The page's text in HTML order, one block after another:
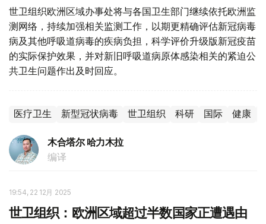
世卫组织欧洲区域办事处将与各国卫生部门继续依托欧洲监
测网络，持续加强相关监测工作，以期更精确评估新冠病毒
病及其他呼吸道病毒的疾病负担，科学评价升级版新冠疫苗
的实际保护效果，并对新旧呼吸道病原体感染相关的紧迫公
共卫生问题作出及时回应。
医疗卫生 新型冠状病毒 世卫组织 科研 国际 健康
木合塔尔 哈力木拉
编译
19:54, 22 12月 2025
世卫组织：欧洲区域超过半数国家正遭遇由